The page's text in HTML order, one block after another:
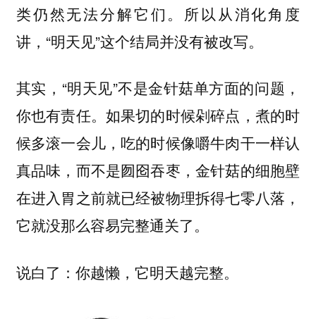
类仍然无法分解它们。所以从消化角度
讲，“明天见”这个结局并没有被改写。
其实，“明天见”不是金针菇单方面的问题，
你也有责任。如果切的时候剁碎点，煮的时
候多滚一会儿，吃的时候像嚼牛肉干一样认
真品味，而不是囫囵吞枣，金针菇的细胞壁
在进入胃之前就已经被物理拆得七零八落，
它就没那么容易完整通关了。
说白了：你越懒，它明天越完整。